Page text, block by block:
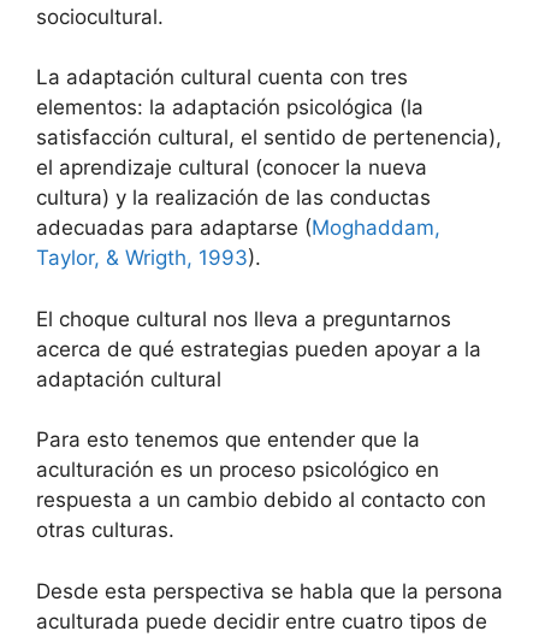
sociocultural.
La adaptación cultural cuenta con tres
elementos: la adaptación psicológica (la
satisfacción cultural, el sentido de pertenencia),
el aprendizaje cultural (conocer la nueva
cultura) y la realización de las conductas
adecuadas para adaptarse (Moghaddam,
Taylor, & Wrigth, 1993).
El choque cultural nos lleva a preguntarnos
acerca de qué estrategias pueden apoyar a la
adaptación cultural
Para esto tenemos que entender que la
aculturación es un proceso psicológico en
respuesta a un cambio debido al contacto con
otras culturas.
Desde esta perspectiva se habla que la persona
aculturada puede decidir entre cuatro tipos de